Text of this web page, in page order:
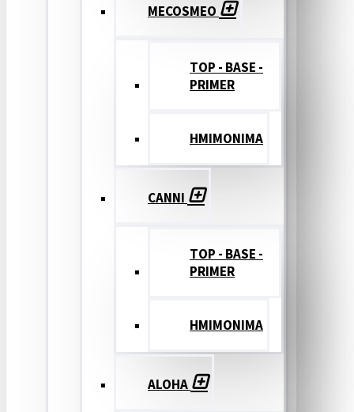
MECOSMEO
TOP - BASE -
PRIMER
ΗΜΙΜΟΝΙΜΑ
CANNI
TOP - BASE -
PRIMER
ΗΜΙΜΟΝΙΜΑ
ALOHA